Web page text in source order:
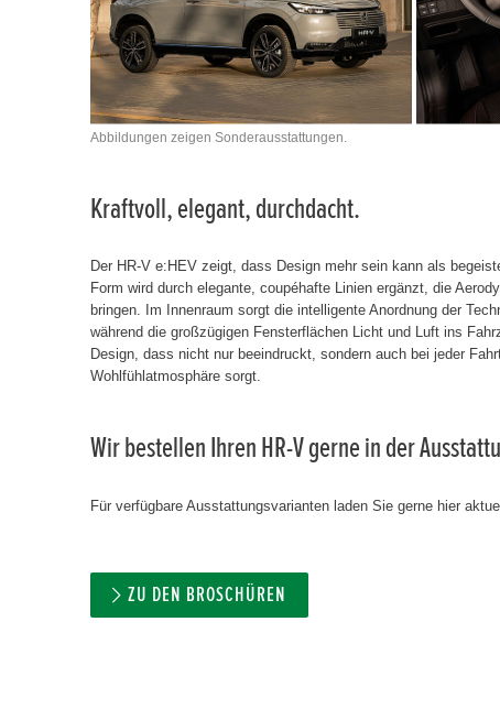
Abbildungen zeigen Sonderausstattungen.
Kraftvoll, elegant, durchdacht.
Der HR-V e:HEV zeigt, dass Design mehr sein kann als
Form wird durch elegante, coupéhafte Linien ergänzt, die
bringen. Im Innenraum sorgt die intelligente Anordnung der
während die großzügigen Fensterflächen Licht und Luft ins
Design, dass nicht nur beeindruckt, sondern auch bei jeder
Wohlfühlatmosphäre sorgt.
Wir bestellen Ihren HR-V gerne in der
Für verfügbare Ausstattungsvarianten laden Sie gerne hier
ZU DEN BROSCHÜREN